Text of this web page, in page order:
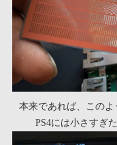
本来であれば、このよ
PS4には小さすぎ